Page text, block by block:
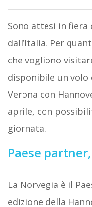
Sono attesi in fiera
dall’Italia. Per
che vogliono
disponibile un
Verona con
aprile, con
giornata.
Paese
La Norvegia è il
edizione della